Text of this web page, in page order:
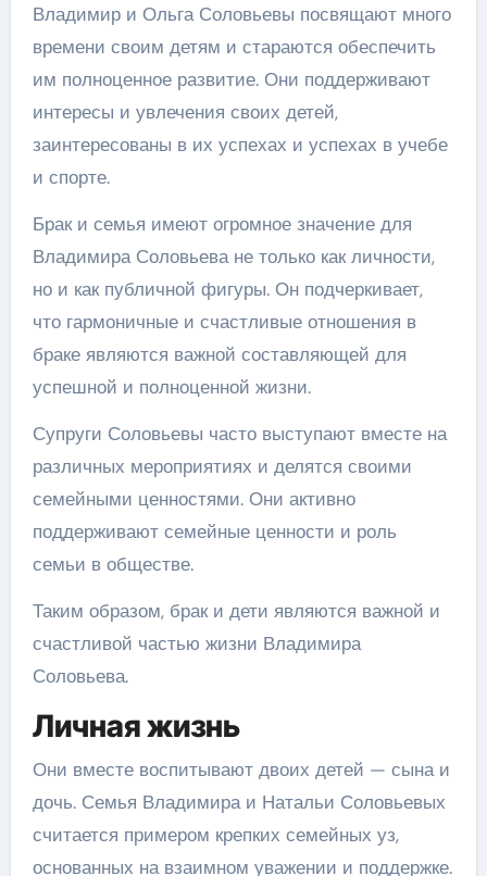
Владимир и Ольга Соловьевы посвящают много
времени своим детям и стараются обеспечить
им полноценное развитие. Они поддерживают
интересы и увлечения своих детей,
заинтересованы в их успехах и успехах в учебе
и спорте.
Брак и семья имеют огромное значение для
Владимира Соловьева не только как личности,
но и как публичной фигуры. Он подчеркивает,
что гармоничные и счастливые отношения в
браке являются важной составляющей для
успешной и полноценной жизни.
Супруги Соловьевы часто выступают вместе на
различных мероприятиях и делятся своими
семейными ценностями. Они активно
поддерживают семейные ценности и роль
семьи в обществе.
Таким образом, брак и дети являются важной и
счастливой частью жизни Владимира
Соловьева.
Личная жизнь
Они вместе воспитывают двоих детей — сына и
дочь. Семья Владимира и Натальи Соловьевых
считается примером крепких семейных уз,
основанных на взаимном уважении и поддержке.